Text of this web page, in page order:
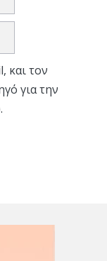
και τον
για την